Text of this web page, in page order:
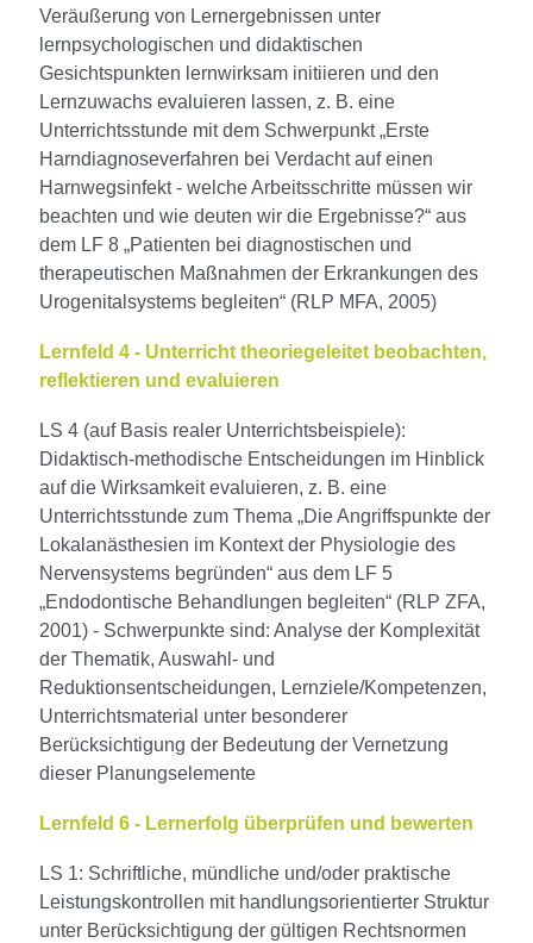
Veräußerung von Lernergebnissen unter
lernpsychologischen und didaktischen
Gesichtspunkten lernwirksam initiieren und den
Lernzuwachs evaluieren lassen, z. B. eine
Unterrichtsstunde mit dem Schwerpunkt „Erste
Harndiagnoseverfahren bei Verdacht auf einen
Harnwegsinfekt - welche Arbeitsschritte müssen wir
beachten und wie deuten wir die Ergebnisse?“ aus
dem LF 8 „Patienten bei diagnostischen und
therapeutischen Maßnahmen der Erkrankungen des
Urogenitalsystems begleiten“ (RLP MFA, 2005)
Lernfeld 4 - Unterricht theoriegeleitet beobachten,
reflektieren und evaluieren
LS 4 (auf Basis realer Unterrichtsbeispiele):
Didaktisch-methodische Entscheidungen im Hinblick
auf die Wirksamkeit evaluieren, z. B. eine
Unterrichtsstunde zum Thema „Die Angriffspunkte der
Lokalanästhesien im Kontext der Physiologie des
Nervensystems begründen“ aus dem LF 5
„Endodontische Behandlungen begleiten“ (RLP ZFA,
2001) - Schwerpunkte sind: Analyse der Komplexität
der Thematik, Auswahl- und
Reduktionsentscheidungen, Lernziele/Kompetenzen,
Unterrichtsmaterial unter besonderer
Berücksichtigung der Bedeutung der Vernetzung
dieser Planungselemente
Lernfeld 6 - Lernerfolg überprüfen und bewerten
LS 1: Schriftliche, mündliche und/oder praktische
Leistungskontrollen mit handlungsorientierter Struktur
unter Berücksichtigung der gültigen Rechtsnormen